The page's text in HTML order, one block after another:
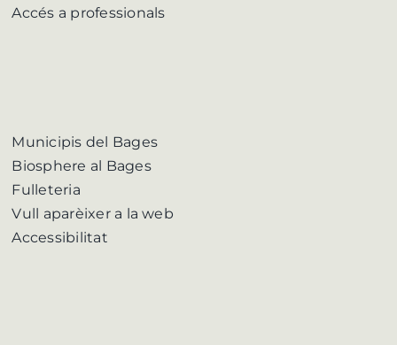
Accés a professionals
Municipis del Bages
Biosphere al Bages
Fulleteria
Vull aparèixer a la web
Accessibilitat